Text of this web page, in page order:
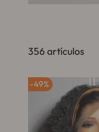
356 artículos
49%